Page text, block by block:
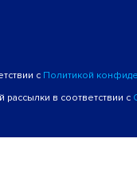
с Политикой
в соответствии с